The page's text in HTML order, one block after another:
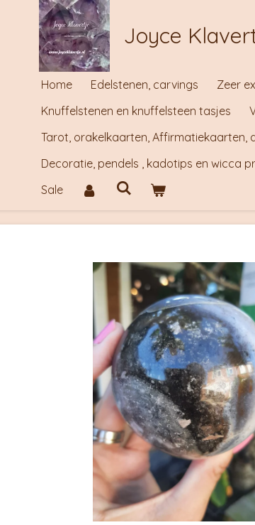
Joyce
Home Edelstenen, carvings Zeer
Knuffelstenen en knuffelsteen tasjes
Tarot, orakelkaarten, Affirmatiekaarten,
Decoratie, pendels , kadotips en wicca
Sale